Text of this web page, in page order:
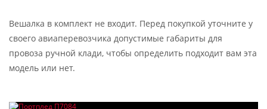
Вешалка в комплект не входит. Перед покупкой уточните у
своего авиаперевозчика допустимые габариты для
провоза ручной клади, чтобы определить подходит вам эта
модель или нет.